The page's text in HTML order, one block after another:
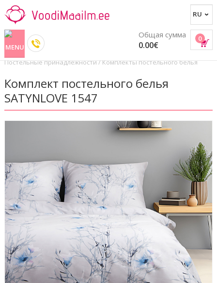
0
Общая сумма
0.00€
Постельные принадлежности/Комплекты постельного белья
Комплект постельного белья
SATYNLOVE 1547